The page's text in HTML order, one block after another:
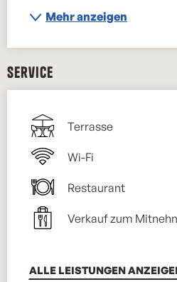
Mehr anzeigen
Service
Terrasse
Wi-Fi
Restaurant
Verkauf zum
ALLE LEISTUNGEN